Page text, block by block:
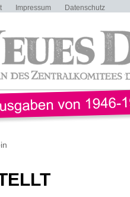
Impressum Datenschutz